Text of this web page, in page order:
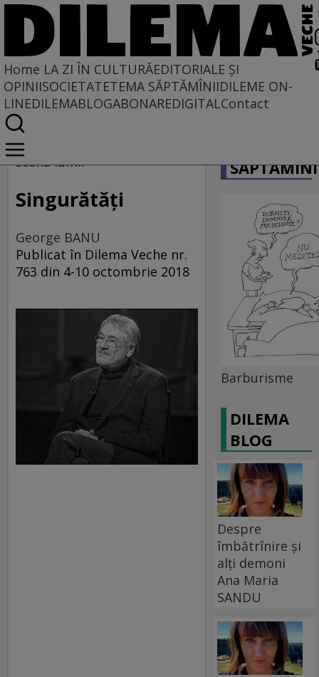
Home LA ZI ÎN CULTURĂEDITORIALE ȘI
OPINIISOCIETATETEMA SĂPTĂMÎNIIDILEME ON-
LINEDILEMABLOGABONAREDIGITALContact
Home
La zi în cultură
scena lumii
Singurătăţi
George BANU
Publicat în Dilema Veche nr.
763 din 4-10 octombrie 2018
Barburisme
DILEMA
BLOG
Despre
îmbătrînire și
alți demoni
Ana Maria
SANDU